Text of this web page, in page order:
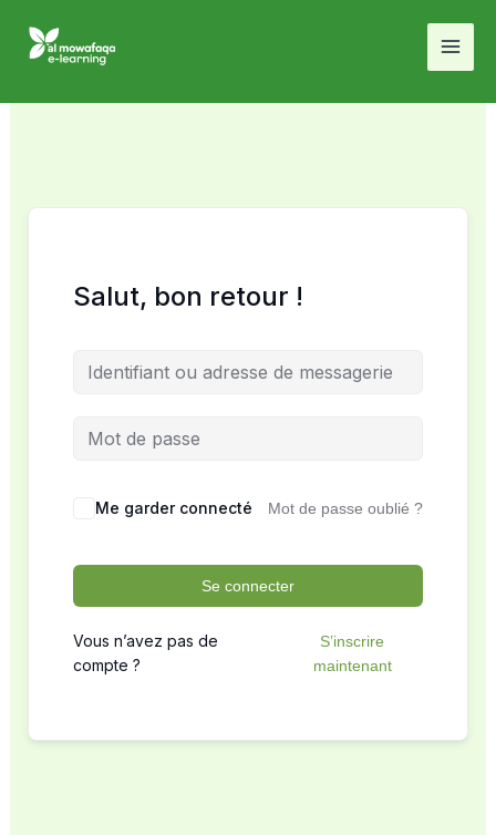
contenu
Salut, bon retour !
Me garder connecté Mot de passe oublié ?
Se connecter
Vous n’avez pas de
compte ?
S’inscrire
maintenant